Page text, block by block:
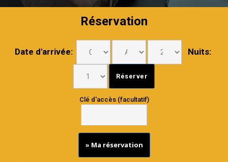
Réservation
Date d'arrivée: Nuits:
Clé d'accès (facultatif)
» Ma réservation